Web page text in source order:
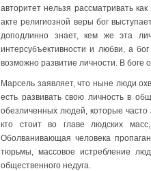
авторитет нельзя рассматривать
акте религиозной веры бог
доподлинно знает, кем же эта
интерсубъективности и любви, а
возможно развитие личности. В боге
Марсель заявляет, что ныне люди
есть развивать свою личность в
обезличенных людей, которые
кто стоит во главе людских
Оболванивающая человека
тюрьмы, массовое истребление
общественного недуга.